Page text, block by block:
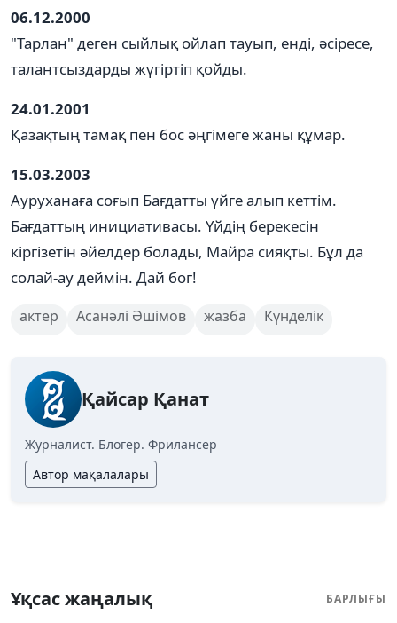
06.12.2000
"Тарлан" деген сыйлық ойлап тауып, енді, әсіресе,
талантсыздарды жүгіртіп қойды.
24.01.2001
Қазақтың тамақ пен бос әңгімеге жаны құмар.
15.03.2003
Ауруханаға соғып Бағдатты үйге алып кеттім.
Бағдаттың инициативасы. Үйдің берекесін
кіргізетін әйелдер болады, Майра сияқты. Бұл да
солай-ау деймін. Дай бог!
актер Асанәлі Әшімов жазба Күнделік
Қайсар Қанат
Журналист. Блогер. Фрилансер
Автор мақалалары
Ұқсас жаңалық БАРЛЫҒЫ